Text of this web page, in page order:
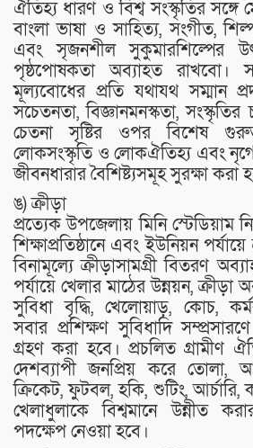
ঐতিহ্য ধারণ ও বিশ্ব সংস্কৃতির সঙ্গে
বাংলা ভাষা ও সাহিত্য, সংগীত,
এবং সৃজনশীল সুকুমারশিল্পের
পৃষ্ঠপোষকতা অব্যাহত রাখবো।
মূল্যবোধের প্রতি যথাযথ সম্মান
সচেতনতা, বিজ্ঞানমনস্কতা,
চেতনা সৃষ্টির ওপর বিশেষ
লোকসংস্কৃতি ও লোকঐতিহ্য এবং
জীবনধারার বৈশিষ্ট্যসমূহ সুরক্ষা করা
ঙ) ক্রীড়া
প্রত্যেক উপজেলায় মিনি স্টেডিয়াম
শিক্ষাপ্রতিষ্ঠানে এবং ইউনিয়ন
বিনামূল্যে ক্রীড়াসামগ্রী বিতরণ
পর্যায়ে খেলার মাঠের উন্নয়ন,
সুবিধা বৃদ্ধি, খেলোয়াড়, কোচ,
সবার প্রশিক্ষণ সুবিধাদি
গ্রহণ করা হবে। প্রচলিত গ্রামীণ
দেশব্যাপী জনপ্রিয় করে তোলা,
ক্রিকেট, ফুটবল, হকি, শুটিং, আর্চারি,
খেলাধুলাকে বিশ্বমানে উন্নীত
পদক্ষেপ নেওয়া হবে।